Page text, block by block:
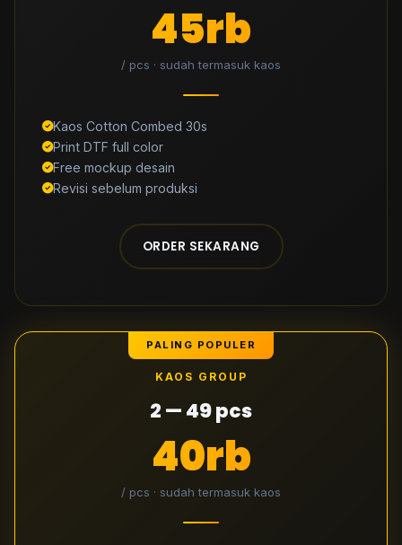
45rb
/ pcs · sudah termasuk kaos
Kaos Cotton Combed 30s
Print DTF full color
Free mockup desain
Revisi sebelum produksi
ORDER SEKARANG
PALING POPULER
KAOS GROUP
2 — 49 pcs
40rb
/ pcs · sudah termasuk kaos